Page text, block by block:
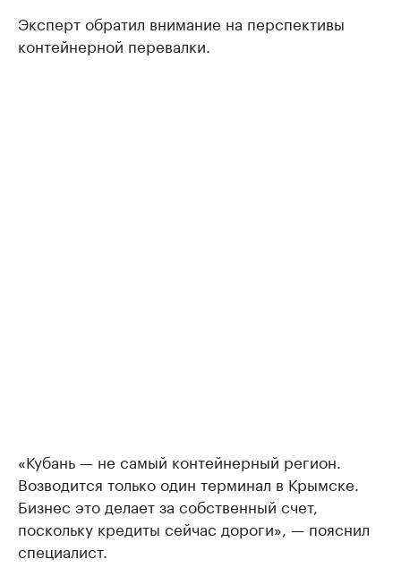
Эксперт обратил внимание на перспективы
контейнерной перевалки.
«Кубань — не самый контейнерный регион.
Возводится только один терминал в Крымске.
Бизнес это делает за собственный счет,
поскольку кредиты сейчас дороги», — пояснил
специалист.